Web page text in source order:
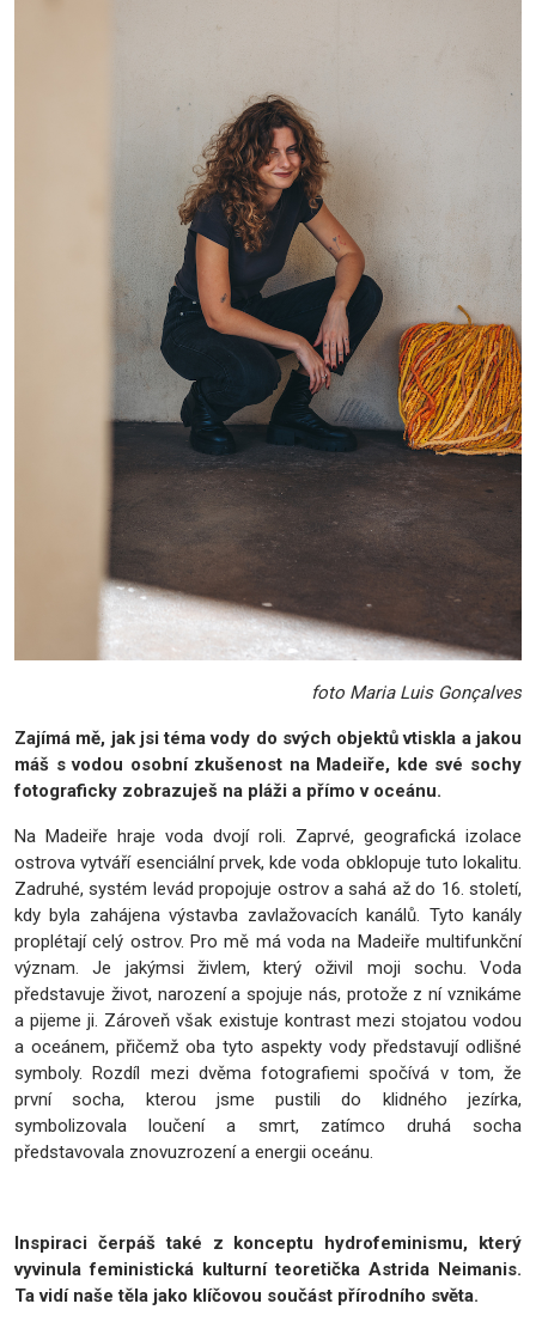
foto Maria Luis Gonçalves
Zajímá mě, jak jsi téma vody do svých objektů vtiskla a jakou
máš s vodou osobní zkušenost na Madeiře, kde své sochy
fotograficky zobrazuješ na pláži a přímo v oceánu.
Na Madeiře hraje voda dvojí roli. Zaprvé, geografická izolace
ostrova vytváří esenciální prvek, kde voda obklopuje tuto lokalitu.
Zadruhé, systém levád propojuje ostrov a sahá až do 16. století,
kdy byla zahájena výstavba zavlažovacích kanálů. Tyto kanály
proplétají celý ostrov. Pro mě má voda na Madeiře multifunkční
význam. Je jakýmsi živlem, který oživil moji sochu. Voda
představuje život, narození a spojuje nás, protože z ní vznikáme
a pijeme ji. Zároveň však existuje kontrast mezi stojatou vodou
a oceánem, přičemž oba tyto aspekty vody představují odlišné
symboly. Rozdíl mezi dvěma fotografiemi spočívá v tom, že
první socha, kterou jsme pustili do klidného jezírka,
symbolizovala loučení a smrt, zatímco druhá socha
představovala znovuzrození a energii oceánu.
Inspiraci čerpáš také z konceptu hydrofeminismu, který
vyvinula feministická kulturní teoretička Astrida Neimanis.
Ta vidí naše těla jako klíčovou součást přírodního světa.